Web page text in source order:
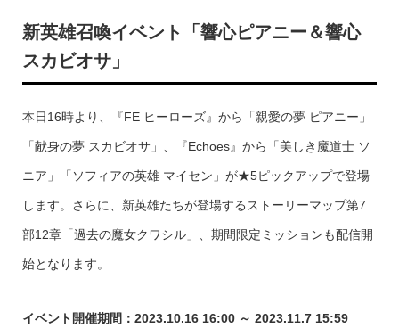
新英雄召喚イベント「響心ピアニー＆響心
スカビオサ」
本日16時より、『FE ヒーローズ』から「親愛の夢 ピアニー」
「献身の夢 スカビオサ」、『Echoes』から「美しき魔道士 ソ
ニア」「ソフィアの英雄 マイセン」が★5ピックアップで登場
します。さらに、新英雄たちが登場するストーリーマップ第7
部12章「過去の魔女クワシル」、期間限定ミッションも配信開
始となります。
イベント開催期間：2023.10.16 16:00 ～ 2023.11.7 15:59